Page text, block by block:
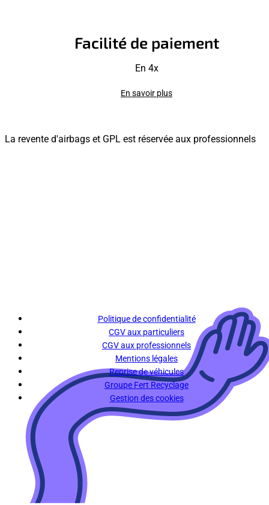
Facilité de paiement
En 4x
En savoir plus
La revente d'airbags et GPL est réservée aux professionnels
Politique de confidentialité
CGV aux particuliers
CGV aux professionnels
Mentions légales
Reprise de véhicules
Groupe Fert Recyclage
Gestion des cookies